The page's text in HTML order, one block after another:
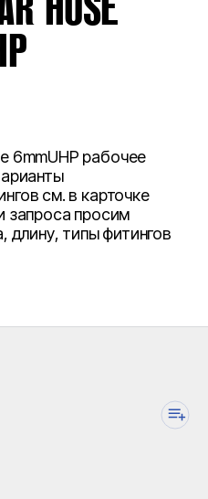
6mmUHP рабочее
см. в карточке
запроса просим
длину, типы фитингов